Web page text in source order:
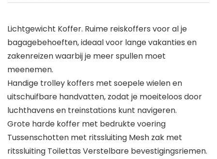
Lichtgewicht Koffer. Ruime reiskoffers voor al je
bagagebehoeften, ideaal voor lange vakanties en
zakenreizen waarbij je meer spullen moet
meenemen.
Handige trolley koffers met soepele wielen en
uitschuifbare handvatten, zodat je moeiteloos door
luchthavens en treinstations kunt navigeren.
Grote harde koffer met bedrukte voering
Tussenschotten met ritssluiting Mesh zak met
ritssluiting Toilettas Verstelbare bevestigingsriemen.